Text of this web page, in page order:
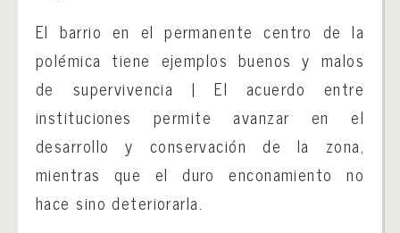
El barrio en el permanente centro de la
polémica tiene ejemplos buenos y malos
de supervivencia | El acuerdo entre
instituciones permite avanzar en el
desarrollo y conservación de la zona,
mientras que el duro enconamiento no
hace sino deteriorarla.